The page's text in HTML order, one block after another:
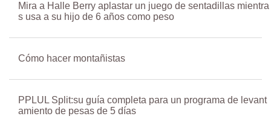
Mira a Halle Berry aplastar un juego de sentadillas mientra
s usa a su hijo de 6 años como peso
Cómo hacer montañistas
PPLUL Split:su guía completa para un programa de levant
amiento de pesas de 5 días